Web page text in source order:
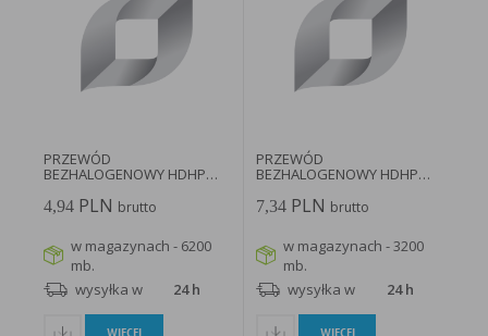
PRZEWÓD
BEZHALOGENOWY HDHP
4,94PLN brutto
w magazynach - 6200
mb.
wysyłka w
24 h
WIĘCEJ
PRZEWÓD
BEZHALOGENOWY HDHP
7,34 PLN brutto
w magazynach - 3200
mb.
wysyłka w
24 h
WIĘCEJ